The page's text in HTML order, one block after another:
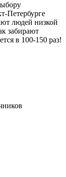
Петербурге
людей низкой
забирают
в 100-150 раз!